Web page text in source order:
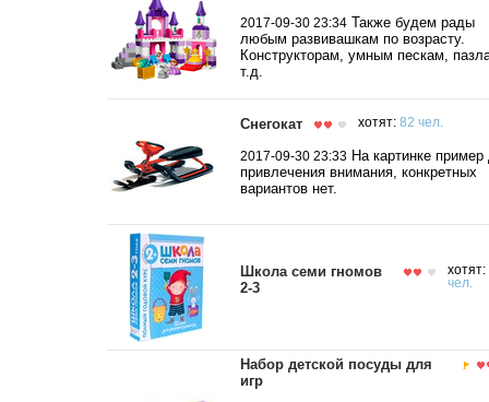
2017-09-30 23:34 Также будем рады
любым развивашкам по возрасту.
Конструкторам, умным пескам,
т.д.
Снегокат хотят: 82 чел.
2017-09-30 23:33 На картинке пример
привлечения внимания, конкретных
вариантов нет.
Школа семи гномов
2-3
хотят:
чел.
Набор детской посуды для
игр